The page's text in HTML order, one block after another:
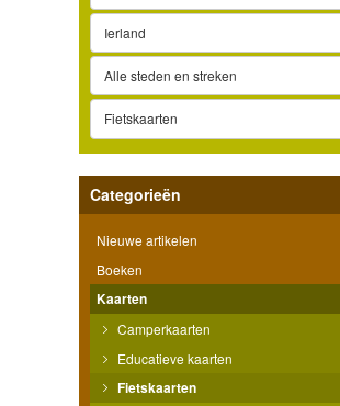
Ierland
Alle steden en streken
Fietskaarten
Categorieën
Nieuwe artikelen
Boeken
Kaarten
Camperkaarten
Educatieve kaarten
Fietskaarten